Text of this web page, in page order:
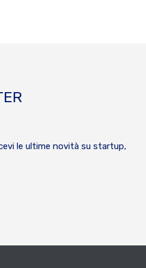
le ultime novità su startup,